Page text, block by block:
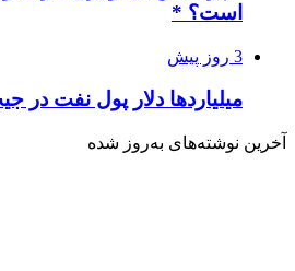
است؟ *
3 روز پیش
میلیاردها دلار پول نفت در
آخرین نوشته‌های‌ به‌روز شده